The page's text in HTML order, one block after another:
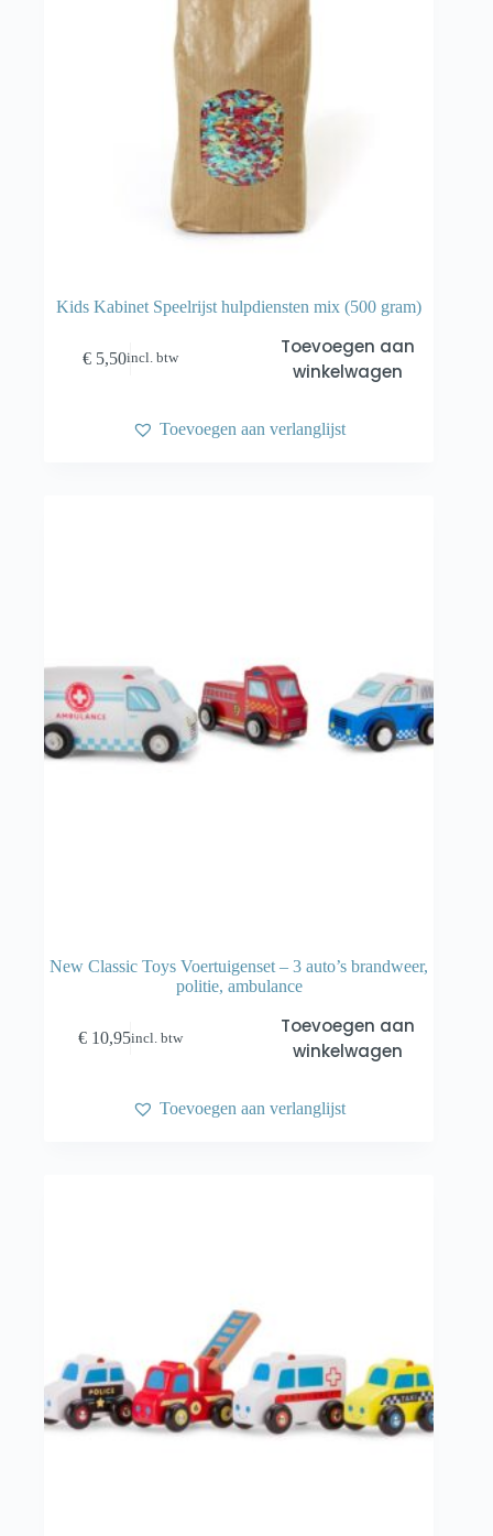
Kids Kabinet Speelrijst hulpdiensten mix (500 gram)
€ 5,50incl. btw
Toevoegen aan
winkelwagen
Toevoegen aan verlanglijst
New Classic Toys Voertuigenset – 3 auto’s brandweer,
politie, ambulance
€ 10,95incl. btw
Toevoegen aan
winkelwagen
Toevoegen aan verlanglijst